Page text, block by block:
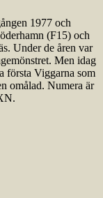
1977 och
(F15) och
Under de åren var
Men idag
första Viggarna som
omålad. Numera är